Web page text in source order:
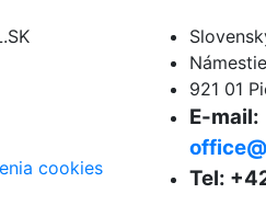
cookies
921 01
E-mail:
Tel: